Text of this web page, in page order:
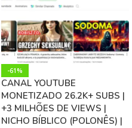
-61%
CANAL YOUTUBE
MONETIZADO 26.2K+ SUBS |
+3 MILHÕES DE VIEWS |
NICHO BÍBLICO (POLONÊS) |